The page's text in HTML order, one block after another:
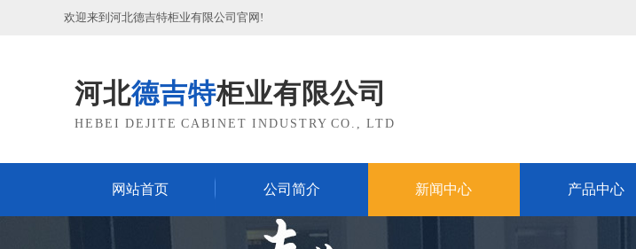
欢迎来到河北德吉特柜业有限公司官网!
河北德吉特柜业有限公司
HEBEI DEJITE CABINET INDUSTRY CO., LTD
网站首页 公司简介 新闻中心 产品中心